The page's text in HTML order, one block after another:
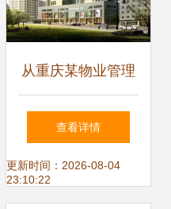
从重庆某物业管理
展示看社区服务新
趋势
查看详情
更新时间：2026-08-04
23:10:22